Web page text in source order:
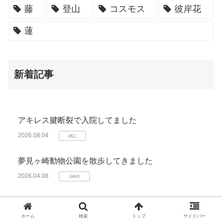
藤 登山 コスモス 彼岸花
蓮
新着記事
アキレス腱断裂で入院してました
2026.08.04 雑記
夢見ヶ崎動物公園を散歩してきました
2026.04.08 川崎市
ホーム 検索 トップ サイドバー